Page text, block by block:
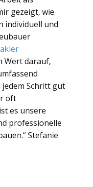
gezeigt, wie
individuell und
Wert darauf,
Schritt gut
oft
es unsere
professionelle
Stefanie